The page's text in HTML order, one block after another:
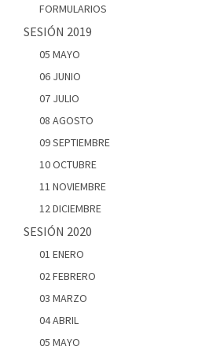
FORMULARIOS
SESIÓN 2019
05 MAYO
06 JUNIO
07 JULIO
08 AGOSTO
09 SEPTIEMBRE
10 OCTUBRE
11 NOVIEMBRE
12 DICIEMBRE
SESIÓN 2020
01 ENERO
02 FEBRERO
03 MARZO
04 ABRIL
05 MAYO